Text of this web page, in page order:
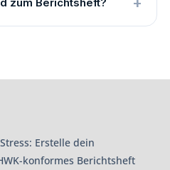
Erstelle dein
konformes Berichtsheft